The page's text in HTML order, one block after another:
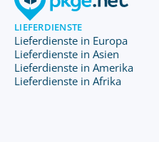
LIEFERDIENSTE
Lieferdienste in Europa
Lieferdienste in Asien
Lieferdienste in Amerika
Lieferdienste in Afrika